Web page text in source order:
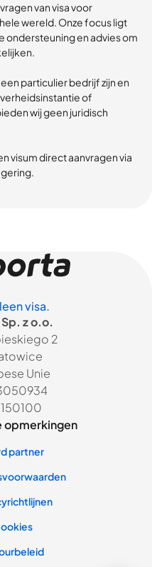
van visa voor
wereld. Onze focus ligt
ondersteuning en advies om
particulier bedrijf zijn en
of
wij geen juridisch
visum direct aanvragen via
visa.
Sp. z o.o.
2
Unie
opmerkingen
partner